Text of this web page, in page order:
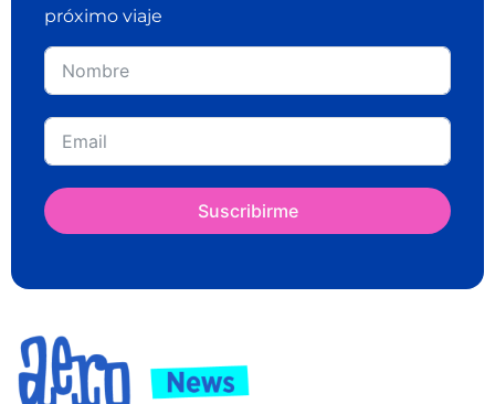
próximo viaje
Suscribirme